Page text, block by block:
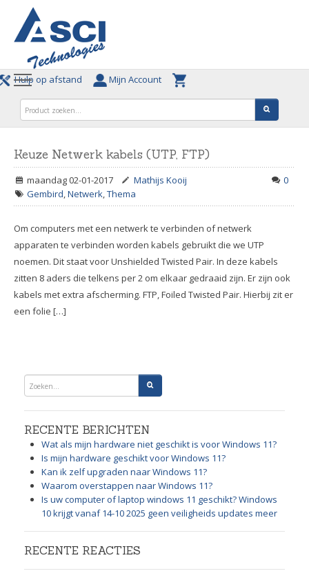
Hulp op afstand Mijn Account
Keuze Netwerk kabels (UTP, FTP)
0
maandag 02-01-2017
Mathijs Kooij
Gembird,Netwerk,Thema
Om computers met een netwerk te verbinden of netwerk
apparaten te verbinden worden kabels gebruikt die we UTP
noemen. Dit staat voor Unshielded Twisted Pair. In deze kabels
zitten 8 aders die telkens per 2 om elkaar gedraaid zijn. Er zijn ook
kabels met extra afscherming. FTP, Foiled Twisted Pair. Hierbij zit er
een folie […]
RECENTE BERICHTEN
Wat als mijn hardware niet geschikt is voor Windows 11?
Is mijn hardware geschikt voor Windows 11?
Kan ik zelf upgraden naar Windows 11?
Waarom overstappen naar Windows 11?
Is uw computer of laptop windows 11 geschikt? Windows
10 krijgt vanaf 14-10 2025 geen veiligheids updates meer
RECENTE REACTIES